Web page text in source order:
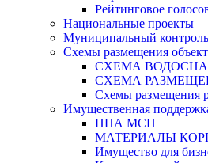
Рейтинговое
Национальные проекты
Муниципальный контроль
Схемы размещения
СХЕМА
СХЕМА
Схемы размещения
Имущественная
НПА МСП
МАТЕРИАЛЫ
Имущество для